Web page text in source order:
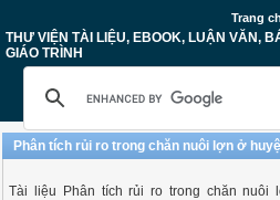
Trang
THƯ VIỆN TÀI LIỆU, EBOOK, LUẬN VĂN,
GIÁO TRÌNH
Phân tích rủi ro trong chăn nuôi lợn ở
Tài liệu Phân tích rủi ro trong chăn nuôi